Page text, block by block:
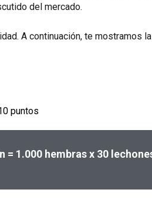
del mercado.
A continuación, te mostramos
puntos
= 1.000 hembras x 30